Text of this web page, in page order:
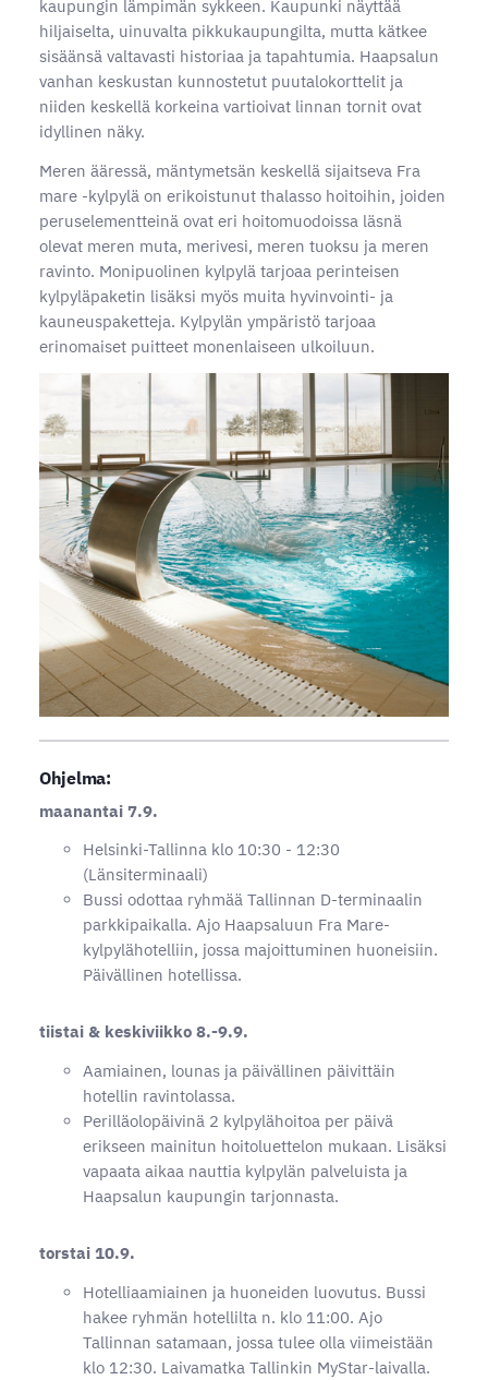
kaupungin lämpimän sykkeen. Kaupunki näyttää
hiljaiselta, uinuvalta pikkukaupungilta, mutta kätkee
sisäänsä valtavasti historiaa ja tapahtumia. Haapsalun
vanhan keskustan kunnostetut puutalokorttelit ja
niiden keskellä korkeina vartioivat linnan tornit ovat
idyllinen näky.
Meren ääressä, mäntymetsän keskellä sijaitseva Fra
mare -kylpylä on erikoistunut thalasso hoitoihin, joiden
peruselementteinä ovat eri hoitomuodoissa läsnä
olevat meren muta, merivesi, meren tuoksu ja meren
ravinto. Monipuolinen kylpylä tarjoaa perinteisen
kylpyläpaketin lisäksi myös muita hyvinvointi- ja
kauneuspaketteja. Kylpylän ympäristö tarjoaa
erinomaiset puitteet monenlaiseen ulkoiluun.
Ohjelma:
maanantai 7.9.
Helsinki-Tallinna klo 10:30 - 12:30
(Länsiterminaali)
Bussi odottaa ryhmää Tallinnan D-terminaalin
parkkipaikalla. Ajo Haapsaluun Fra Mare-
kylpylähotelliin, jossa majoittuminen huoneisiin.
Päivällinen hotellissa.
tiistai & keskiviikko 8.-9.9.
Aamiainen, lounas ja päivällinen päivittäin
hotellin ravintolassa.
Perilläolopäivinä 2 kylpylähoitoa per päivä
erikseen mainitun hoitoluettelon mukaan. Lisäksi
vapaata aikaa nauttia kylpylän palveluista ja
Haapsalun kaupungin tarjonnasta.
torstai 10.9.
Hotelliaamiainen ja huoneiden luovutus. Bussi
hakee ryhmän hotellilta n. klo 11:00. Ajo
Tallinnan satamaan, jossa tulee olla viimeistään
klo 12:30. Laivamatka Tallinkin MyStar-laivalla.